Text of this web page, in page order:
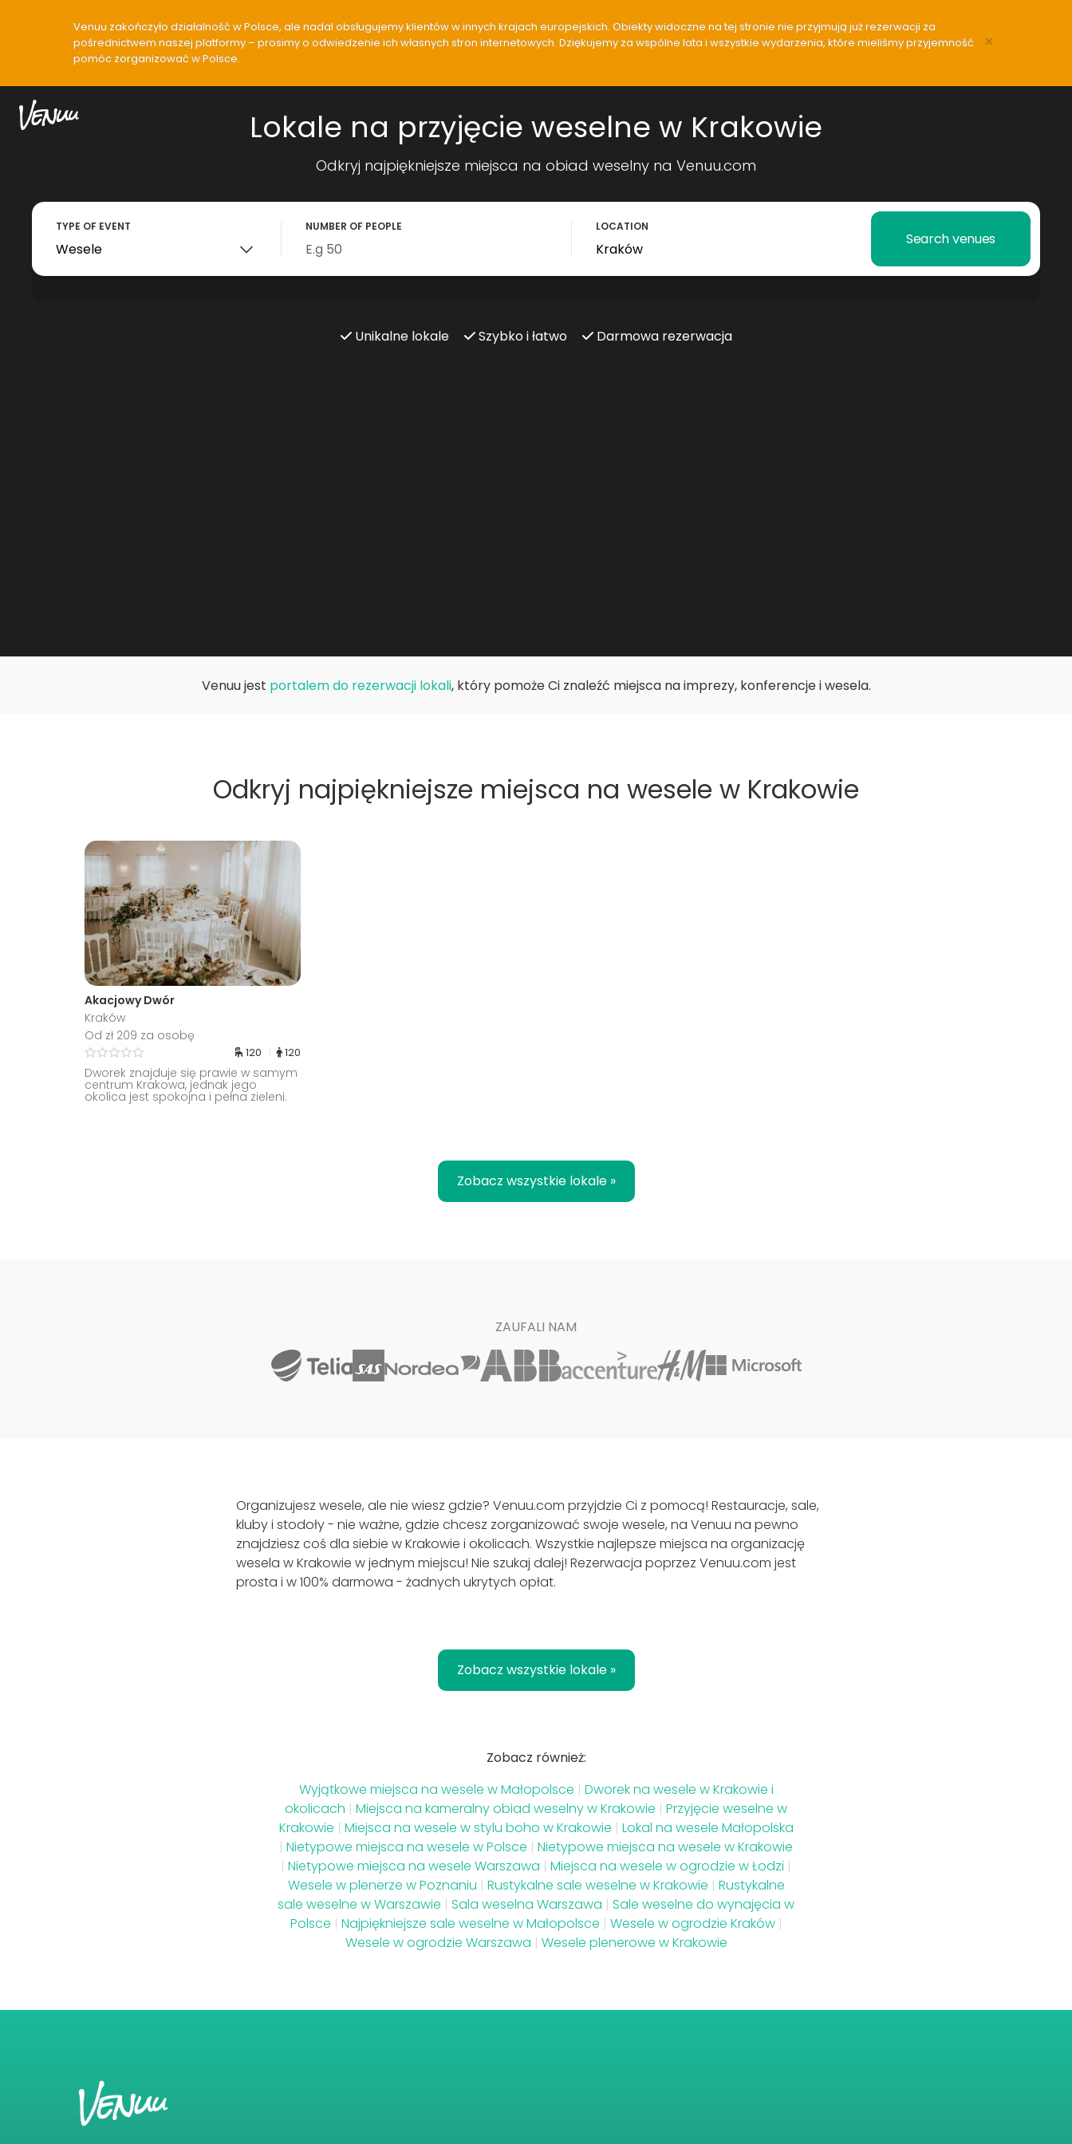
Venuu zakończyło działalność w Polsce, ale nadal obsługujemy klientów w innych krajach europejskich. Obiekty widoczne na tej stronie nie przyjmują już rezerwacji za
pośrednictwem naszej platformy – prosimy o odwiedzenie ich własnych stron internetowych. Dziękujemy za wspólne lata i wszystkie wydarzenia, które mieliśmy przyjemność
pomóc zorganizować w Polsce.
×
Lokale na przyjęcie weselne w Krakowie
Odkryj najpiękniejsze miejsca na obiad weselny na Venuu.com
TYPE OF EVENT NUMBER OF PEOPLE LOCATION
Search venues
Unikalne lokale Szybko i łatwo Darmowa rezerwacja
Venuu jest portalem do rezerwacji lokali, który pomoże Ci znaleźć miejsca na imprezy, konferencje i wesela.
Odkryj najpiękniejsze miejsca na wesele w Krakowie
Akacjowy Dwór
Kraków
Od zł 209 za osobę
120 120
Dworek znajduje się prawie w samym
centrum Krakowa, jednak jego
okolica jest spokojna i pełna zieleni.
Zobacz wszystkie lokale »
ZAUFALI NAM
Organizujesz wesele, ale nie wiesz gdzie? Venuu.com przyjdzie Ci z pomocą! Restauracje, sale,
kluby i stodoły - nie ważne, gdzie chcesz zorganizować swoje wesele, na Venuu na pewno
znajdziesz coś dla siebie w Krakowie i okolicach. Wszystkie najlepsze miejsca na organizację
wesela w Krakowie w jednym miejscu! Nie szukaj dalej! Rezerwacja poprzez Venuu.com jest
prosta i w 100% darmowa - żadnych ukrytych opłat.
Zobacz wszystkie lokale »
Zobacz również:
Wyjątkowe miejsca na wesele w Małopolsce | Dworek na wesele w Krakowie i
okolicach | Miejsca na kameralny obiad weselny w Krakowie | Przyjęcie weselne w
Krakowie | Miejsca na wesele w stylu boho w Krakowie | Lokal na wesele Małopolska
| Nietypowe miejsca na wesele w Polsce | Nietypowe miejsca na wesele w Krakowie
| Nietypowe miejsca na wesele Warszawa | Miejsca na wesele w ogrodzie w Łodzi |
Wesele w plenerze w Poznaniu | Rustykalne sale weselne w Krakowie | Rustykalne
sale weselne w Warszawie | Sala weselna Warszawa | Sale weselne do wynajęcia w
Polsce | Najpiękniejsze sale weselne w Małopolsce | Wesele w ogrodzie Kraków |
Wesele w ogrodzie Warszawa | Wesele plenerowe w Krakowie